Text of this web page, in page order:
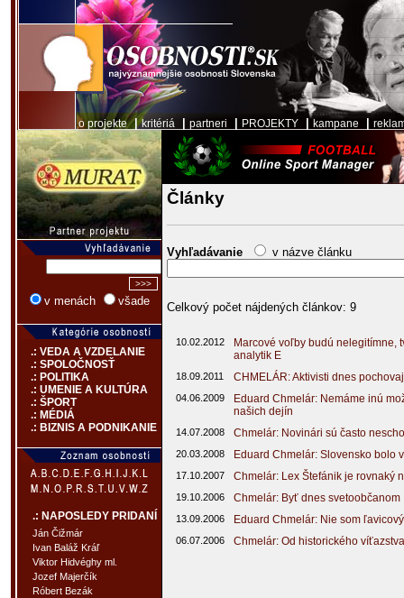
o projekte|kritériá partneri PROJEKTY kampane
v menách všade
.: VEDA A VZDELANIE
.: SPOLOČNOSŤ
.: POLITIKA
.: UMENIE A KULTÚRA
.: ŠPORT
.: MÉDIÁ
.: BIZNIS A PODNIKANIE
.: NAPOSLEDY PRIDANÍ
Ján Čižmár
Ivan Baláž Kráľ
Viktor Hidvéghy ml.
Jozef Majerčík
Róbert Bezák
Články
Vyhľadávanie v názve článku
Celkový počet nájdených článkov: 9
10.02.2012
Marcové voľby budú nelegitímne,
analytik E
18.09.2011 CHMELÁR: Aktivisti dnes
04.06.2009
Eduard Chmelár: Nemáme inú
našich dejín
14.07.2008 Chmelár: Novinári sú často
20.03.2008 Eduard Chmelár: Slovensko bolo
17.10.2007 Chmelár: Lex Štefánik je rovnaký
19.10.2006 Chmelár: Byť dnes svetoobčanom
13.09.2006 Eduard Chmelár: Nie som
06.07.2006 Chmelár: Od historického